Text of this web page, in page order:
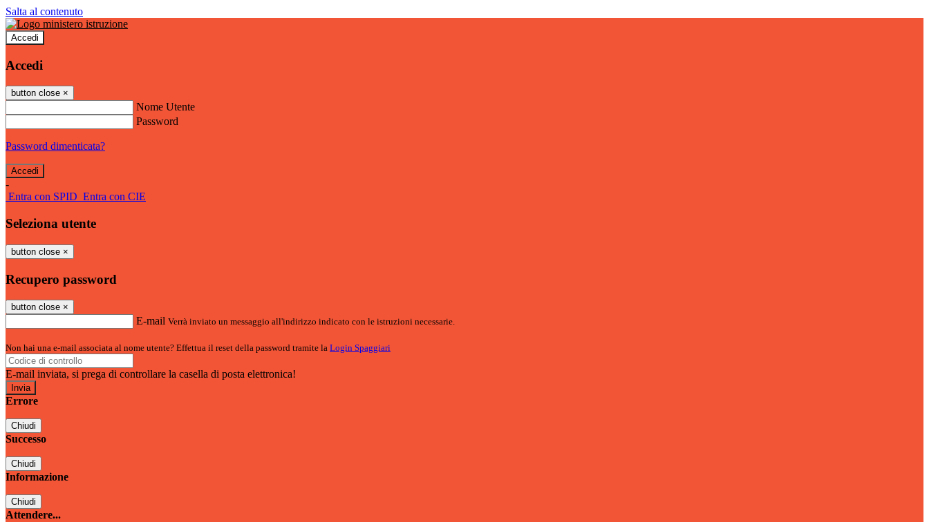
Salta al contenuto
Accedi
Accedi
button close ×
Nome Utente
Password
Password dimenticata?
-
Entra con SPID Entra con CIE
Seleziona utente
button close ×
Recupero password
button close ×
E-mail Verrà inviato un messaggio all'indirizzo indicato con le istruzioni necessarie.
Non hai una e-mail associata al nome utente? Effettua il reset della password tramite la Login Spaggiari
E-mail inviata, si prega di controllare la casella di posta elettronica!
Errore
Chiudi
Successo
Chiudi
Informazione
Chiudi
Attendere...